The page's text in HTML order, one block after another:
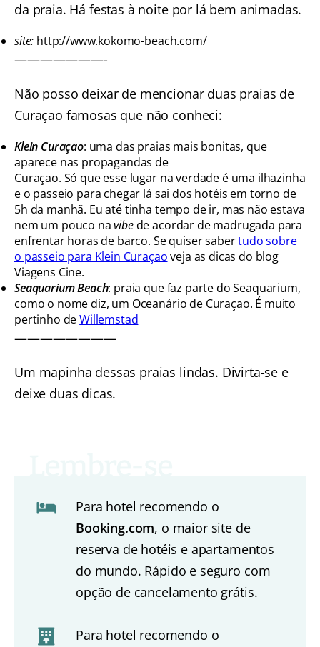
da praia. Há festas à noite por lá bem animadas.
site: http://www.kokomo-beach.com/
———————-
Não posso deixar de mencionar duas praias de
Curaçao famosas que não conheci:
Klein Curaçao: uma das praias mais bonitas, que
aparece nas propagandas de
Curaçao. Só que esse lugar na verdade é uma ilhazinha
e o passeio para chegar lá sai dos hotéis em torno de
5h da manhã. Eu até tinha tempo de ir, mas não estava
nem um pouco navibede acordar de madrugada para
enfrentar horas de barco. Se quiser sabertudo sobre
o passeio para Klein Curaçaoveja as dicas do blog
Viagens Cine.
Seaquarium Beach: praia que faz parte do Seaquarium,
como o nome diz, um Oceanário de Curaçao. É muito
pertinho deWillemstad
————————
Um mapinha dessas praias lindas. Divirta-se e
deixe duas dicas.
Para hotel recomendo o
Booking.com, o maior site de
reserva de hotéis e apartamentos
do mundo. Rápido e seguro com
opção de cancelamento grátis.
Para hotel recomendo o